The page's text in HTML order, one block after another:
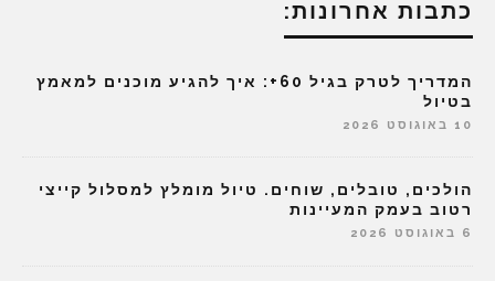
כתבות אחרונות:
המדריך לטרק בגיל 60+: איך להגיע מוכנים למאמץ
בטיול
10 באוגוסט 2026
הולכים, טובלים, שוחים. טיול מומלץ למסלול קייצי
רטוב בעמק המעיינות
6 באוגוסט 2026